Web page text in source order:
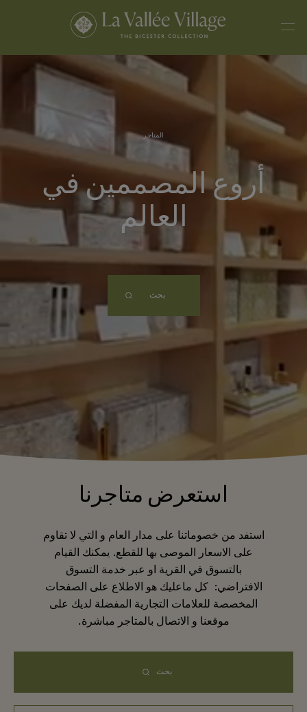
المتاجر
أروع المصممين في
العالم
بحث
استعرض متاجرنا
استفد من خصوماتنا على مدار العام و التي لا تقاوم
على الاسعار الموصى بها للقطع. يمكنك القيام
بالتسوق في القرية او عبر خدمة التسوق
الافتراضي: كل ماعليك هو الاطلاع على الصفحات
المخصصة للعلامات التجارية المفضلة لديك على
موقعنا و الاتصال بالمتاجر مباشرة.
بحث